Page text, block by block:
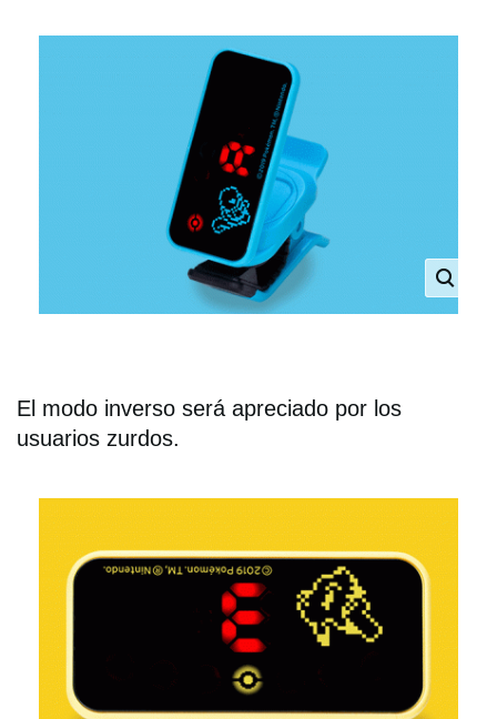
El modo inverso será apreciado por los
usuarios zurdos.